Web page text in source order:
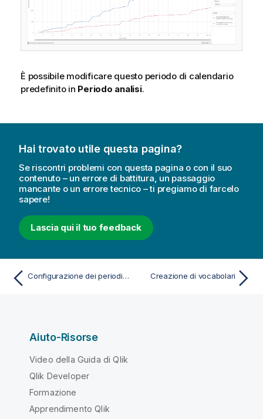
È possibile modificare questo periodo di calendario
predefinito in Periodo analisi.
Hai trovato utile questa pagina?
Se riscontri problemi con questa pagina o con il suo
contenuto – un errore di battitura, un passaggio
mancante o un errore tecnico – ti pregiamo di farcelo
sapere!
Lascia qui il tuo feedback
Configurazione dei periodi di calendario dell'utente Creazione di vocabolari
Aiuto-Risorse
Video della Guida di Qlik
Qlik Developer
Formazione
Apprendimento Qlik